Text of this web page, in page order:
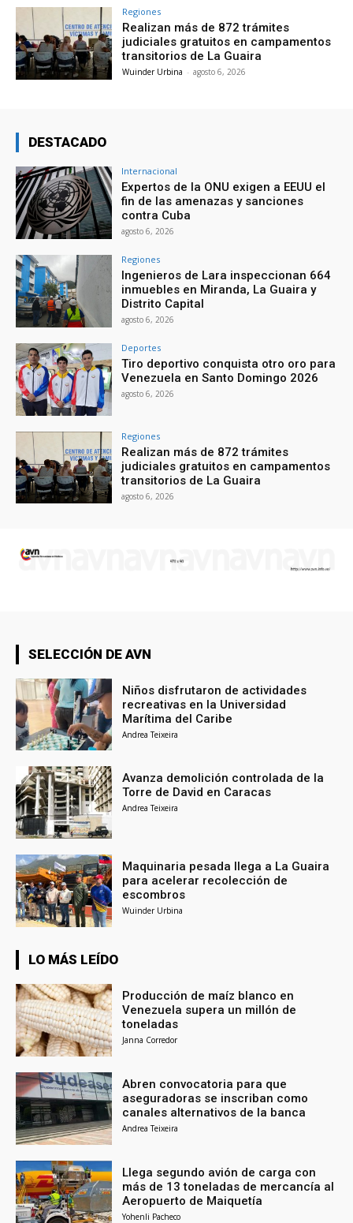
Regiones
Realizan más de 872 trámites
judiciales gratuitos en campamentos
transitorios de La Guaira
Wuinder Urbina - agosto 6, 2026
DESTACADO
Internacional
Expertos de la ONU exigen a EEUU el
fin de las amenazas y sanciones
contra Cuba
agosto 6, 2026
Regiones
Ingenieros de Lara inspeccionan 664
inmuebles en Miranda, La Guaira y
Distrito Capital
agosto 6, 2026
Deportes
Tiro deportivo conquista otro oro para
Venezuela en Santo Domingo 2026
agosto 6, 2026
Regiones
Realizan más de 872 trámites
judiciales gratuitos en campamentos
transitorios de La Guaira
agosto 6, 2026
SELECCIÓN DE AVN
Niños disfrutaron de actividades
recreativas en la Universidad
Marítima del Caribe
Andrea Teixeira
Avanza demolición controlada de la
Torre de David en Caracas
Andrea Teixeira
Maquinaria pesada llega a La Guaira
para acelerar recolección de
escombros
Wuinder Urbina
LO MÁS LEÍDO
Producción de maíz blanco en
Venezuela supera un millón de
toneladas
Janna Corredor
Abren convocatoria para que
aseguradoras se inscriban como
canales alternativos de la banca
Andrea Teixeira
Llega segundo avión de carga con
más de 13 toneladas de mercancía al
Aeropuerto de Maiquetía
Yohenli Pacheco